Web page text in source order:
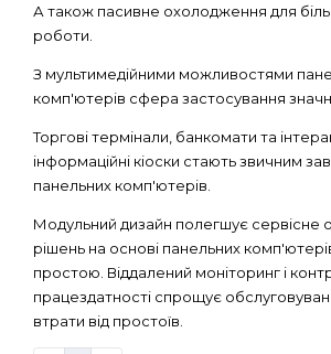
А також пасивне охолодження для
роботи.
З мультимедійними можливостями
комп'ютерів сфера застосування
Торгові термінали, банкомати та
інформаційні кіоски стають звичним
панельних комп'ютерів.
Модульний дизайн полегшує сервісне
рішень на основі панельних
простою. Віддалений моніторинг і
працездатності спрощує
втрати від простоїв.